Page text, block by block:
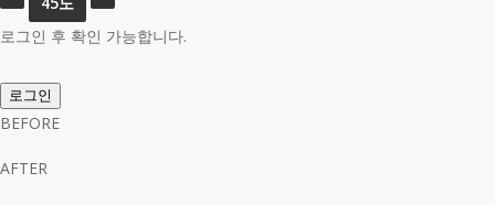
로그인 후 확인 가능합니다.
로그인
BEFORE
AFTER